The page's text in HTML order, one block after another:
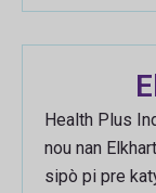
Health Plus
nou nan
sipò pi pre